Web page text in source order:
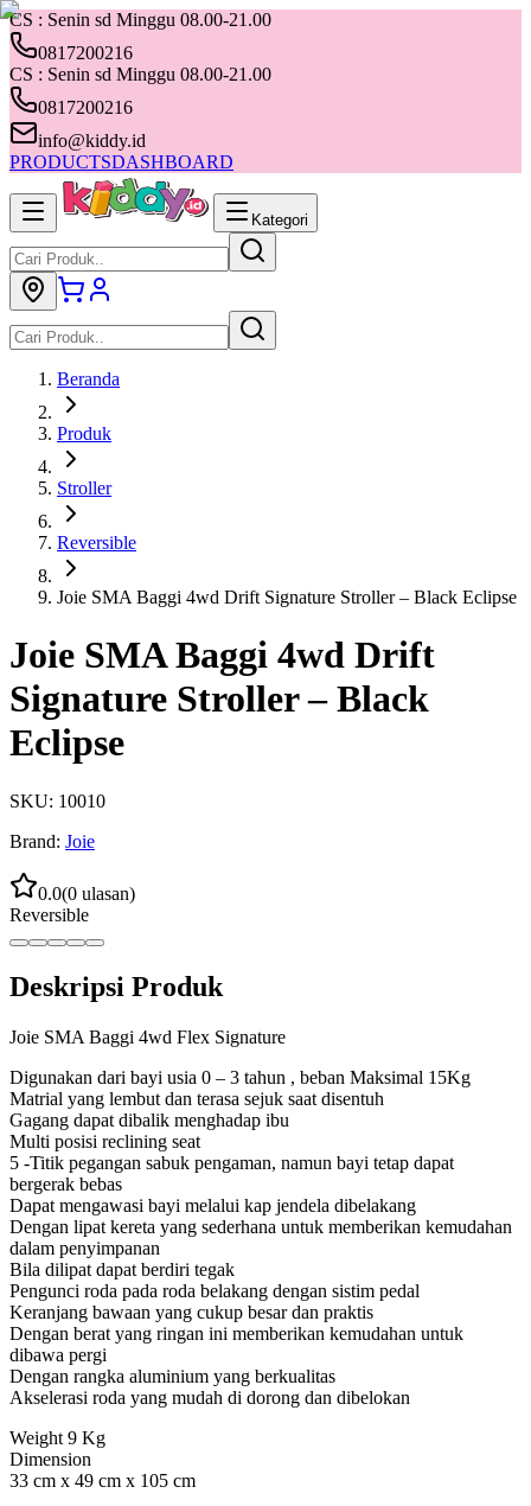
CS : Senin sd Minggu 08.00-21.00
0817200216
CS : Senin sd Minggu 08.00-21.00
0817200216
info@kiddy.id
PRODUCTSDASHBOARD
Kategori
Beranda
Produk
Stroller
Reversible
Joie SMA Baggi 4wd Drift Signature Stroller – Black Eclipse
Joie SMA Baggi 4wd Drift
Signature Stroller – Black
Eclipse
SKU: 10010
Brand: Joie
0.0(0 ulasan)
Reversible
Deskripsi Produk
Joie SMA Baggi 4wd Flex Signature
Digunakan dari bayi usia 0 – 3 tahun , beban Maksimal 15Kg
Matrial yang lembut dan terasa sejuk saat disentuh
Gagang dapat dibalik menghadap ibu
Multi posisi reclining seat
5 -Titik pegangan sabuk pengaman, namun bayi tetap dapat
bergerak bebas
Dapat mengawasi bayi melalui kap jendela dibelakang
Dengan lipat kereta yang sederhana untuk memberikan kemudahan
dalam penyimpanan
Bila dilipat dapat berdiri tegak
Pengunci roda pada roda belakang dengan sistim pedal
Keranjang bawaan yang cukup besar dan praktis
Dengan berat yang ringan ini memberikan kemudahan untuk
dibawa pergi
Dengan rangka aluminium yang berkualitas
Akselerasi roda yang mudah di dorong dan dibelokan
Weight 9 Kg
Dimension
33 cm x 49 cm x 105 cm